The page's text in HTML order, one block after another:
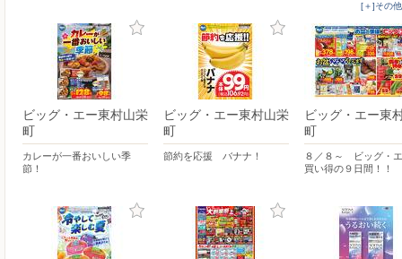
[＋]その
ビッグ・エー東村山栄
町
カレーが一番おいしい季
節！
ビッグ・エー東村山栄
町
節約を応援 バナナ！
ビッグ・エー東
町
８／８～ ビッグ・
買い得の９日間！！